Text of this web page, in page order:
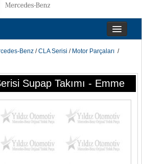
Benz /CLA Serisi / Motor Parçaları /
Supap Takımı - Emme